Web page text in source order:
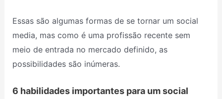
Essas são algumas formas de se tornar um social
media, mas como é uma profissão recente sem
meio de entrada no mercado definido, as
possibilidades são inúmeras.
6 habilidades importantes para um social